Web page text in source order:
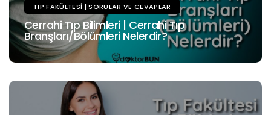
TIP FAKÜLTESI | SORULAR VE CEVAPLAR
Cerrahi Tıp Bilimleri | Cerrahi Tıp
Branşları/Bölümleri Nelerdir?